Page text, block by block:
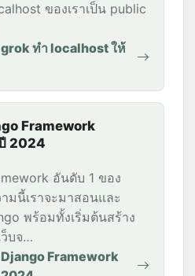
ของเราเป็น public
ทำ localhost ให้
Framework
2024
อันดับ 1 ของ
มนี้เราจะมาสอนและ
พร้อมทั้งเริ่มต้นสร้าง
บจ…
Framework